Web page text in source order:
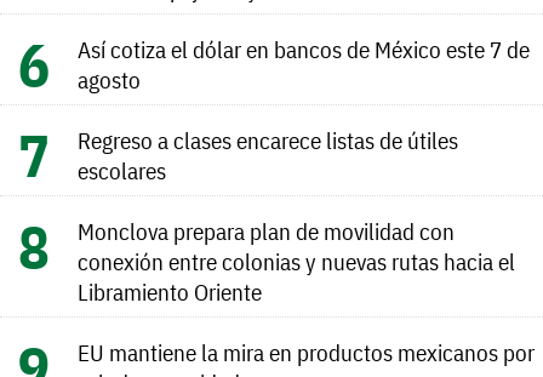
Así cotiza el dólar en bancos de México este 7 de
agosto
Regreso a clases encarece listas de útiles
escolares
Monclova prepara plan de movilidad con
conexión entre colonias y nuevas rutas hacia el
Libramiento Oriente
EU mantiene la mira en productos mexicanos por